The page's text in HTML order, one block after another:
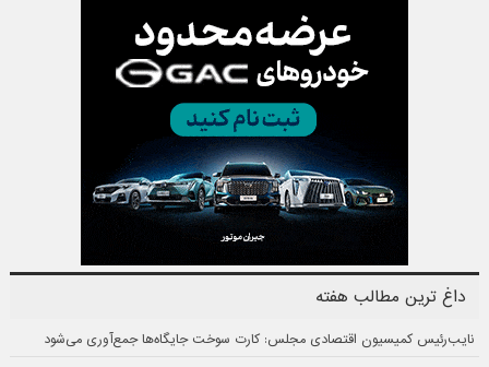
داغ ترین مطالب هفته
نایب‌رئیس کمیسیون اقتصادی مجلس: کارت سوخت جایگاه‌ها جمع‌آوری می‌شود